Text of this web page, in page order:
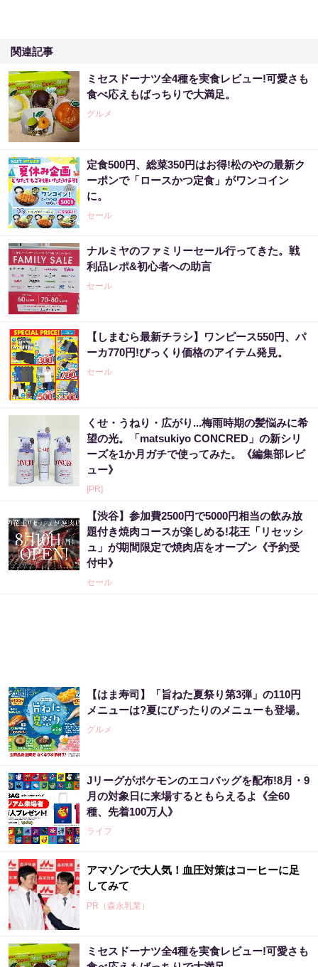
関連記事
ミセスドーナツ全4種を実食レビュー!可愛さも
食べ応えもばっちりで大満足。
グルメ
定食500円、総菜350円はお得!松のやの最新ク
ーポンで「ロースかつ定食」がワンコイン
に。
セール
ナルミヤのファミリーセール行ってきた。戦
利品レポ&初心者への助言
セール
【しまむら最新チラシ】ワンピース550円、パ
ーカ770円!びっくり価格のアイテム発見。
セール
くせ・うねり・広がり...梅雨時期の髪悩みに希
望の光。「matsukiyo CONCRED」の新シリ
ーズを1か月ガチで使ってみた。《編集部レビ
ュー》
[PR]
【渋谷】参加費2500円で5000円相当の飲み放
題付き焼肉コースが楽しめる!花王「リセッシ
ュ」が期間限定で焼肉店をオープン《予約受
付中》
セール
【はま寿司】「旨ねた夏祭り第3弾」の110円
メニューは?夏にぴったりのメニューも登場。
グルメ
Jリーグがポケモンのエコバッグを配布!8月・9
月の対象日に来場するともらえるよ《全60
種、先着100万人》
ライフ
アマゾンで大人気！血圧対策はコーヒーに足
してみて
PR（森永乳業）
ミセスドーナツ全4種を実食レビュー!可愛さも